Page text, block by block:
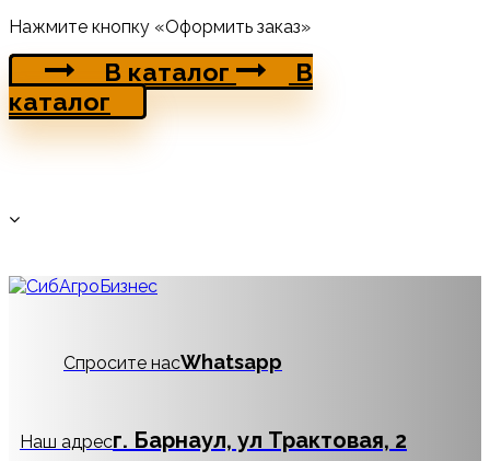
Нажмите кнопку «Оформить заказ»
В каталог
В
каталог
Спросите насWhatsapp
Наш адресг. Барнаул, ул Трактовая, 2